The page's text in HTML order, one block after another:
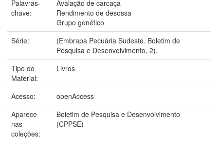
Palavras-
chave:
Avalação de carcaça
Rendimento de desossa
Grupo genético
Série:
(Embrapa Pecuária Sudeste. Boletim de
Pesquisa e Desenvolvimento, 2).
Tipo do
Material:
Livros
Acesso:
openAccess
Aparece
nas
coleções:
Boletim de Pesquisa e Desenvolvimento
(CPPSE)